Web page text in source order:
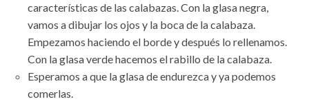
características de las calabazas. Con la glasa negra,
vamos a dibujar los ojos y la boca de la calabaza.
Empezamos haciendo el borde y después lo rellenamos.
Con la glasa verde hacemos el rabillo de la calabaza.
Esperamos a que la glasa de endurezca y ya podemos
comerlas.